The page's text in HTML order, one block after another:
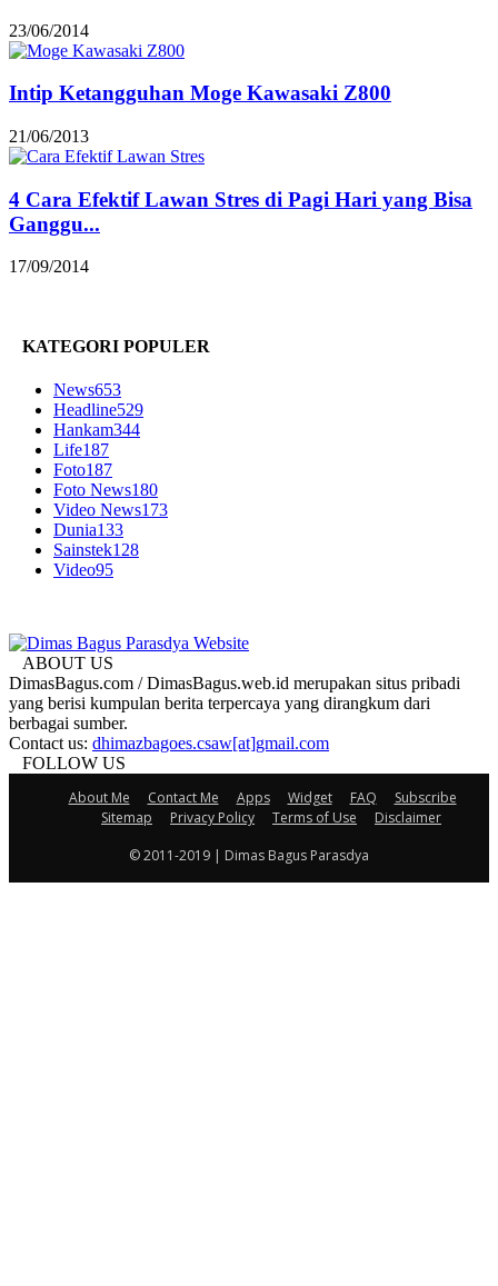
23/06/2014
Intip Ketangguhan Moge Kawasaki Z800
21/06/2013
4 Cara Efektif Lawan Stres di Pagi Hari yang Bisa
Ganggu...
17/09/2014
KATEGORI POPULER
News653
Headline529
Hankam344
Life187
Foto187
Foto News180
Video News173
Dunia133
Sainstek128
Video95
ABOUT US
DimasBagus.com / DimasBagus.web.id merupakan situs pribadi
yang berisi kumpulan berita terpercaya yang dirangkum dari
berbagai sumber.
Contact us: dhimazbagoes.csaw[at]gmail.com
FOLLOW US
About Me
Contact Me Apps Widget FAQ
Subscribe
Sitemap
Privacy Policy Terms of Use
Disclaimer
© 2011-2019 | Dimas Bagus Parasdya